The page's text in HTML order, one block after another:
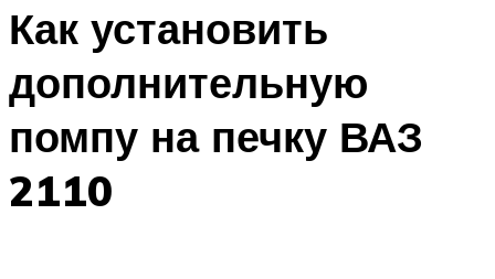
Как установить
дополнительную
помпу на печку ВАЗ
2110